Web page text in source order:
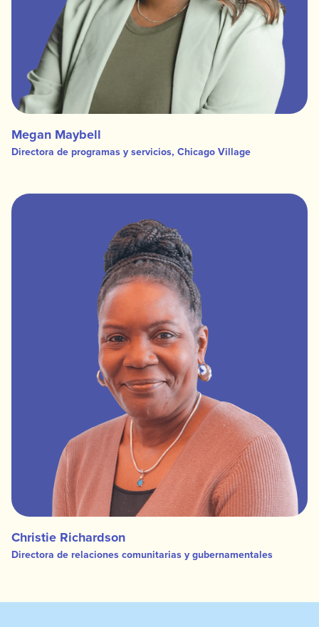
Megan Maybell
Directora de programas y servicios, Chicago Village
Christie Richardson
Directora de relaciones comunitarias y gubernamentales